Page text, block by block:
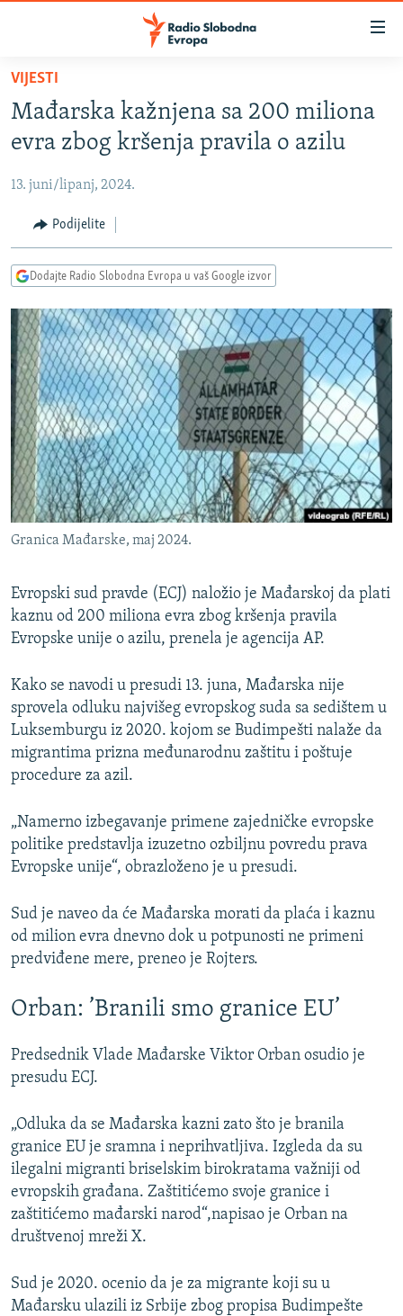
Pređite
glavni
sadržaj
na
navigaciju
Pređite
na
VIJESTI
BOSNA I HERCEGOVINA
KOSOVO
CRNA GORA
VIDEO
FOTOGALERIJE
INFOGRAFIKE
PODCASTI
RAT U UKRAJINI
KINA NA BALKANU
RSE PRIČE IZ SVIJETA
ISPRIČAJ MI
DNEVNO@RSE
SPECIJALI RSE
VIŠE OD NASLOVA
GENOCID U SREBRENICI
POPLAVE I KLIZIŠTA U BIH 2024.
TV LIBERTY
POST SCRIPTUM
MOJA EVROPA
TRI DECENIJE OD RATA U BIH
SVE KARTE DEJTONA
NASTANAK I RASPAD JUGOSLAVIJE
PRATITE NAS
Sve RFE/RL stranice
VIJESTI
Mađarska kažnjena sa 200 miliona
evra zbog kršenja pravila o azilu
13. juni/lipanj, 2024.
Podijelite
Dodajte Radio Slobodna Evropa u vaš Google izvor
Granica Mađarske, maj 2024.
Evropski sud pravde (ECJ) naložio je Mađarskoj da plati
kaznu od 200 miliona evra zbog kršenja pravila
Evropske unije o azilu, prenela je agencija AP.
Kako se navodi u presudi 13. juna, Mađarska nije
sprovela odluku najvišeg evropskog suda sa sedištem u
Luksemburgu iz 2020. kojom se Budimpešti nalaže da
migrantima prizna međunarodnu zaštitu i poštuje
procedure za azil.
„Namerno izbegavanje primene zajedničke evropske
politike predstavlja izuzetno ozbiljnu povredu prava
Evropske unije“, obrazloženo je u presudi.
Sud je naveo da će Mađarska morati da plaća i kaznu
od milion evra dnevno dok u potpunosti ne primeni
predviđene mere, preneo je Rojters.
Orban: ’Branili smo granice EU’
Predsednik Vlade Mađarske Viktor Orban osudio je
presudu ECJ.
„Odluka da se Mađarska kazni zato što je branila
granice EU je sramna i neprihvatljiva. Izgleda da su
ilegalni migranti briselskim birokratama važniji od
evropskih građana. Zaštitićemo svoje granice i
zaštitićemo mađarski narod“,napisao je Orban na
društvenoj mreži X.
Sud je 2020. ocenio da je za migrante koji su u
Mađarsku ulazili iz Srbije zbog propisa Budimpešte